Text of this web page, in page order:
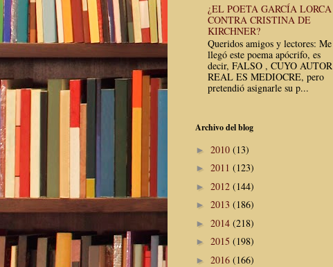
¿EL POETA GARCÍA LORCA
CONTRA CRISTINA DE
KIRCHNER?
Queridos amigos y lectores: Me
llegó este poema apócrifo, es
decir, FALSO , CUYO AUTOR
REAL ES MEDIOCRE, pero
pretendió asignarle su p...
Archivo del blog
► 2010 (13)
► 2011 (123)
► 2012 (144)
► 2013 (186)
► 2014 (218)
► 2015 (198)
► 2016 (166)